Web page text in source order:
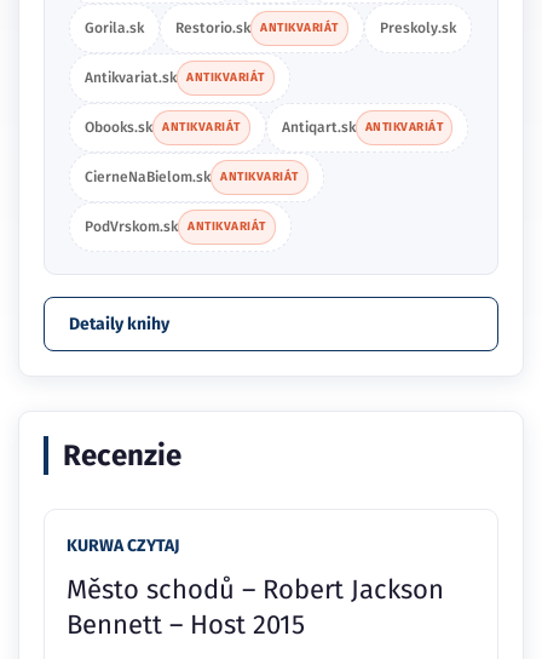
Gorila.sk Restorio.sk ANTIKVARIÁT Preskoly.sk
Antikvariat.sk ANTIKVARIÁT
Obooks.sk ANTIKVARIÁT Antiqart.sk ANTIKVARIÁT
CierneNaBielom.sk ANTIKVARIÁT
PodVrskom.sk ANTIKVARIÁT
Detaily knihy
Recenzie
KURWA CZYTAJ
Město schodů – Robert Jackson
Bennett – Host 2015